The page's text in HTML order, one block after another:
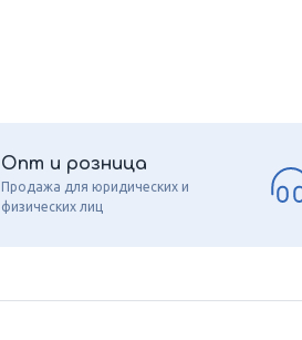
Опт и розница
Продажа для юридических и
физических лиц